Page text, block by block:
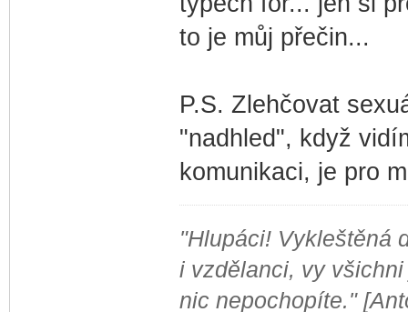
to je můj přečin...
P.S. Zlehčovat
"nadhled", když
komunikaci, je pro
"Hlupáci! Vykleštěná
i vzdělanci, vy
nic nepochopíte."